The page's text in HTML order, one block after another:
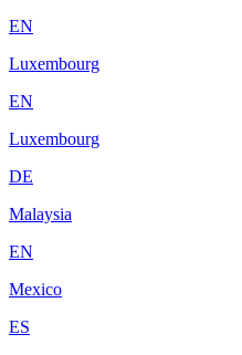
EN
Luxembourg
EN
Luxembourg
DE
Malaysia
EN
Mexico
ES